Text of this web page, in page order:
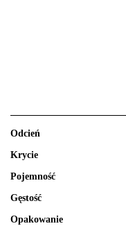
Odcień
Krycie
Pojemność
Gęstość
Opakowanie